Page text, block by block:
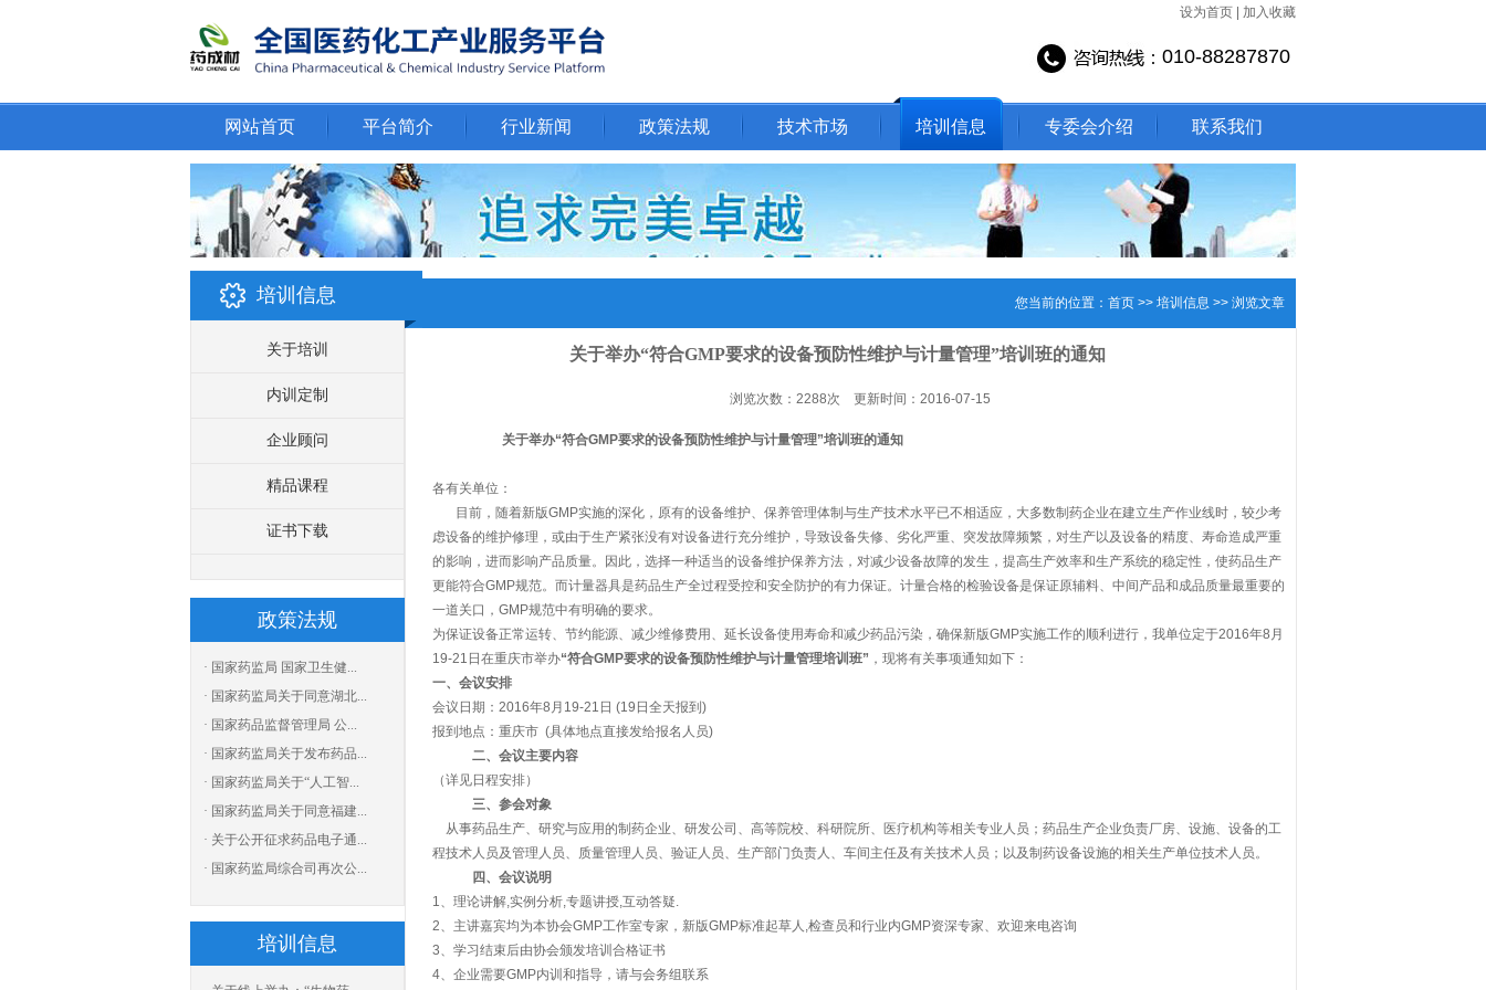
设为首页 加入收藏
010-88287870
网站首页 平台简介 行业新闻 政策法规 技术市场 培训信息 专委会介绍 联系我们
培训信息
关于培训
内训定制
企业顾问
精品课程
证书下载
政策法规
· 国家药监局 国家卫生健...
· 国家药监局关于同意湖北...
· 国家药品监督管理局 公...
· 国家药监局关于发布药品...
· 国家药监局关于“人工智...
· 国家药监局关于同意福建...
· 关于公开征求药品电子通...
· 国家药监局综合司再次公...
培训信息
您当前的位置： 首页 >> 培训信息 >> 浏览文章
关于举办“符合GMP要求的设备预防性维护与计量管理”培训班的通知
浏览次数：2288次 更新时间：2016-07-15
关于举办“符合GMP要求的设备预防性维护与计量管理”培训班的通知
各有关单位：
目前，随着新版GMP实施的深化，原有的设备维护、保养管理体制与生产技术水平已不相适应，大多数制药企业在建立生产作业线时，较少考
虑设备的维护修理，或由于生产紧张没有对设备进行充分维护，导致设备失修、劣化严重、突发故障频繁，对生产以及设备的精度、寿命造成严重
的影响，进而影响产品质量。因此，选择一种适当的设备维护保养方法，对减少设备故障的发生，提高生产效率和生产系统的稳定性，使药品生产
更能符合GMP规范。而计量器具是药品生产全过程受控和安全防护的有力保证。计量合格的检验设备是保证原辅料、中间产品和成品质量最重要的
一道关口，GMP规范中有明确的要求。
为保证设备正常运转、节约能源、减少维修费用、延长设备使用寿命和减少药品污染，确保新版GMP实施工作的顺利进行，我单位定于2016年8月
19-21日在重庆市举办“符合GMP要求的设备预防性维护与计量管理培训班” ，现将有关事项通知如下：
一、会议安排
会议日期：2016年8月19-21日 (19日全天报到)
报到地点：重庆市 (具体地点直接发给报名人员)
二、会议主要内容
（详见日程安排）
三、参会对象
从事药品生产、研究与应用的制药企业、研发公司、高等院校、科研院所、医疗机构等相关专业人员；药品生产企业负责厂房、设施、设备的工
程技术人员及管理人员、质量管理人员、验证人员、生产部门负责人、车间主任及有关技术人员；以及制药设备设施的相关生产单位技术人员。
四、会议说明
1、理论讲解,实例分析,专题讲授,互动答疑.
2、主讲嘉宾均为本协会GMP工作室专家，新版GMP标准起草人,检查员和行业内GMP资深专家、欢迎来电咨询
3、学习结束后由协会颁发培训合格证书
4、企业需要GMP内训和指导，请与会务组联系